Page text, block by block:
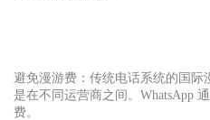
避免漫游费：传统电话系统的国际
是在不同运营商之间。WhatsApp
费。